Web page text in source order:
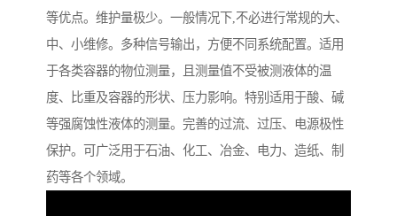
等优点。维护量极少。一般情况下,不必进行常规的大、
中、小维修。多种信号输出，方便不同系统配置。适用
于各类容器的物位测量，且测量值不受被测液体的温
度、比重及容器的形状、压力影响。特别适用于酸、碱
等强腐蚀性液体的测量。完善的过流、过压、电源极性
保护。可广泛用于石油、化工、冶金、电力、造纸、制
药等各个领域。